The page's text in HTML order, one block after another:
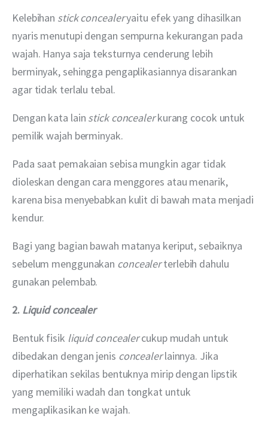
Kelebihan stick concealer yaitu efek yang dihasilkan
nyaris menutupi dengan sempurna kekurangan pada
wajah. Hanya saja teksturnya cenderung lebih
berminyak, sehingga pengaplikasiannya disarankan
agar tidak terlalu tebal.
Dengan kata lain stick concealer kurang cocok untuk
pemilik wajah berminyak.
Pada saat pemakaian sebisa mungkin agar tidak
dioleskan dengan cara menggores atau menarik,
karena bisa menyebabkan kulit di bawah mata menjadi
kendur.
Bagi yang bagian bawah matanya keriput, sebaiknya
sebelum menggunakan concealer terlebih dahulu
gunakan pelembab.
2. Liquid concealer
Bentuk fisik liquid concealer cukup mudah untuk
dibedakan dengan jenis concealer lainnya. Jika
diperhatikan sekilas bentuknya mirip dengan lipstik
yang memiliki wadah dan tongkat untuk
mengaplikasikan ke wajah.